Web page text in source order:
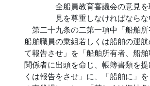
全船員教育審議会の意見
見を尊重しなければならな
第二十九条の二第一項中「船舶所
船舶職員の乗組若しくは船舶の運
て報告させ」を「船舶所有者、船
関係者に出頭を命じ、帳簿書類を
くは報告をさせ」に、「船舶に」